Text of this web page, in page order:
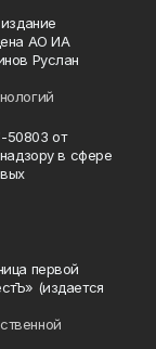
АО ИА
Руслан
от
в сфере
первой
(издается